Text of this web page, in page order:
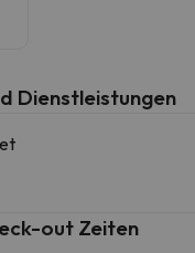
Dienstleistungen
out Zeiten